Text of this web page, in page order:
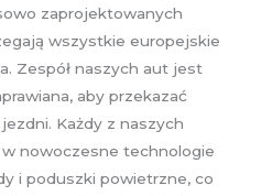
zaprojektowanych
wszystkie europejskie
Zespół naszych aut jest
aby przekazać
Każdy z naszych
nowoczesne technologie
i poduszki powietrzne, co